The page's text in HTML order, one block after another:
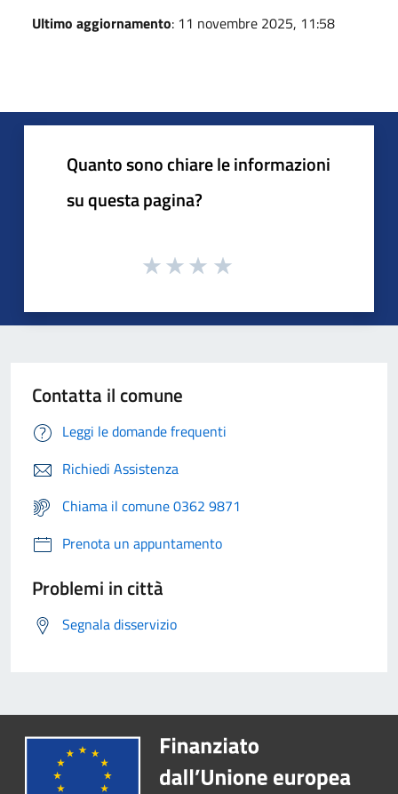
Ultimo aggiornamento: 11 novembre 2025, 11:58
Quanto sono chiare le informazioni
su questa pagina?
Contatta il comune
Leggi le domande frequenti
Richiedi Assistenza
Chiama il comune 0362 9871
Prenota un appuntamento
Problemi in città
Segnala disservizio